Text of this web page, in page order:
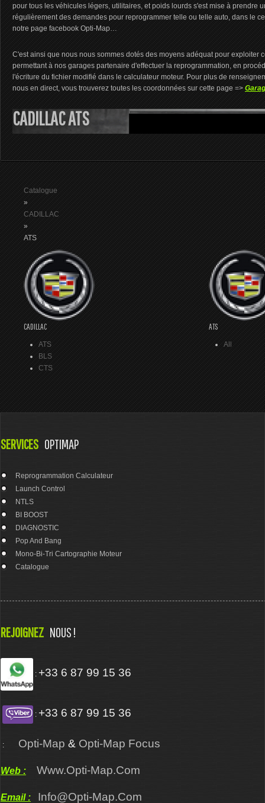
pour tous les véhicules légers, utilitaires, et poids lourds s'est mise à
régulièrement des demandes pour reprogrammer telle ou telle auto, dans le
notre page facebook Opti-Map…
C'est ainsi que nous nous sommes dotés des moyens adéquat pour
permettant à nos garages partenaire d'effectuer la reprogrammation, en
l'écriture du fichier modifié dans le calculateur moteur. Pour plus de
nous en direct, vous trouverez toutes les coordonnées sur cette page =>
CADILLAC ATS
Catalogue
»
CADILLAC
»
ATS
CADILLAC
ATS
BLS
CTS
ATS
All
SERVICES OPTIMAP
Reprogrammation Calculateur
Launch Control
NTLS
BI BOOST
DIAGNOSTIC
Pop And Bang
Mono-Bi-Tri Cartographie Moteur
Catalogue
REJOIGNEZ NOUS !
: +33 6 87 99 15 36
: +33 6 87 99 15 36
: Opti-Map & Opti-Map Focus
Web : Www.opti-Map.com
Email : Info@opti-Map.com